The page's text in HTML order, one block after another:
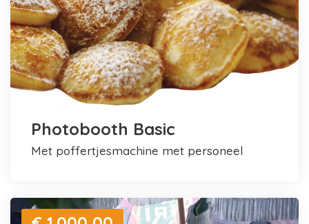
Photobooth Basic
met poffertjesmachine met personeel